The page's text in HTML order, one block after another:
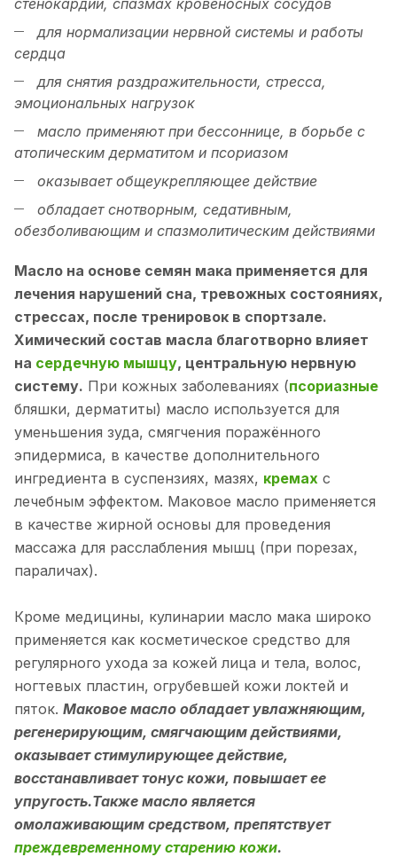
для нормализации нервной системы и работы
сердца
для снятия раздражительности, стресса,
эмоциональных нагрузок
масло применяют при бессоннице, в борьбе с
атопическим дерматитом и псориазом
оказывает общеукрепляющее действие
обладает снотворным, седативным,
обезболивающим и спазмолитическим действиями
Масло на основе семян мака применяется для
лечения нарушений сна, тревожных состояниях,
стрессах, после тренировок в спортзале.
Химический состав масла благотворно влияет
на сердечную мышцу, центральную нервную
систему. При кожных заболеваниях (псориазные
бляшки, дерматиты) масло используется для
уменьшения зуда, смягчения поражённого
эпидермиса, в качестве дополнительного
ингредиента в суспензиях, мазях, кремах с
лечебным эффектом. Маковое масло применяется
в качестве жирной основы для проведения
массажа для расслабления мышц (при порезах,
параличах).
Кроме медицины, кулинарии масло мака широко
применяется как косметическое средство для
регулярного ухода за кожей лица и тела, волос,
ногтевых пластин, огрубевшей кожи локтей и
пяток. Маковое масло обладает увлажняющим,
регенерирующим, смягчающим действиями,
оказывает стимулирующее действие,
восстанавливает тонус кожи, повышает ее
упругость.Также масло является
омолаживающим средством, препятствует
преждевременному старению кожи.